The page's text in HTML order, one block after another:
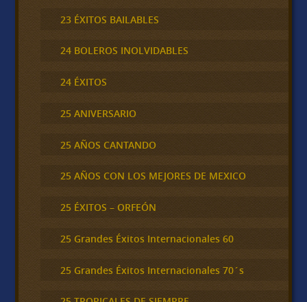
23 ÉXITOS BAILABLES
24 BOLEROS INOLVIDABLES
24 ÉXITOS
25 ANIVERSARIO
25 AÑOS CANTANDO
25 AÑOS CON LOS MEJORES DE MEXICO
25 ÉXITOS – ORFEÓN
25 Grandes Éxitos Internacionales 60
25 Grandes Éxitos Internacionales 70´s